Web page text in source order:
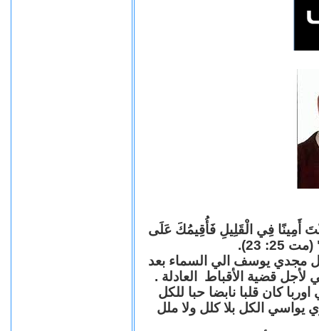
أَمِينًا فِي الْقَلِيلِ فَأُقِيمُكَ عَلَى
23).
مجدي يوسف الي السماء بعد
قضية الأقباط العادلة .
كان قلبا نابضا حبا للكل
يواسي الكل بلا كلل ولا ملل